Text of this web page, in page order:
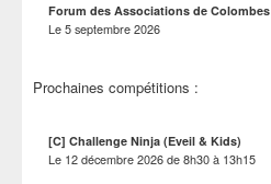
Forum des Associations de Colombes
Le5 septembre 2026
Prochaines compétitions :
[C] Challenge Ninja (Eveil & Kids)
Le 12 décembre 2026de8h30à 13h15